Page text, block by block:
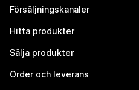
Försäljningskanaler
Hitta produkter
Sälja produkter
Order och leverans